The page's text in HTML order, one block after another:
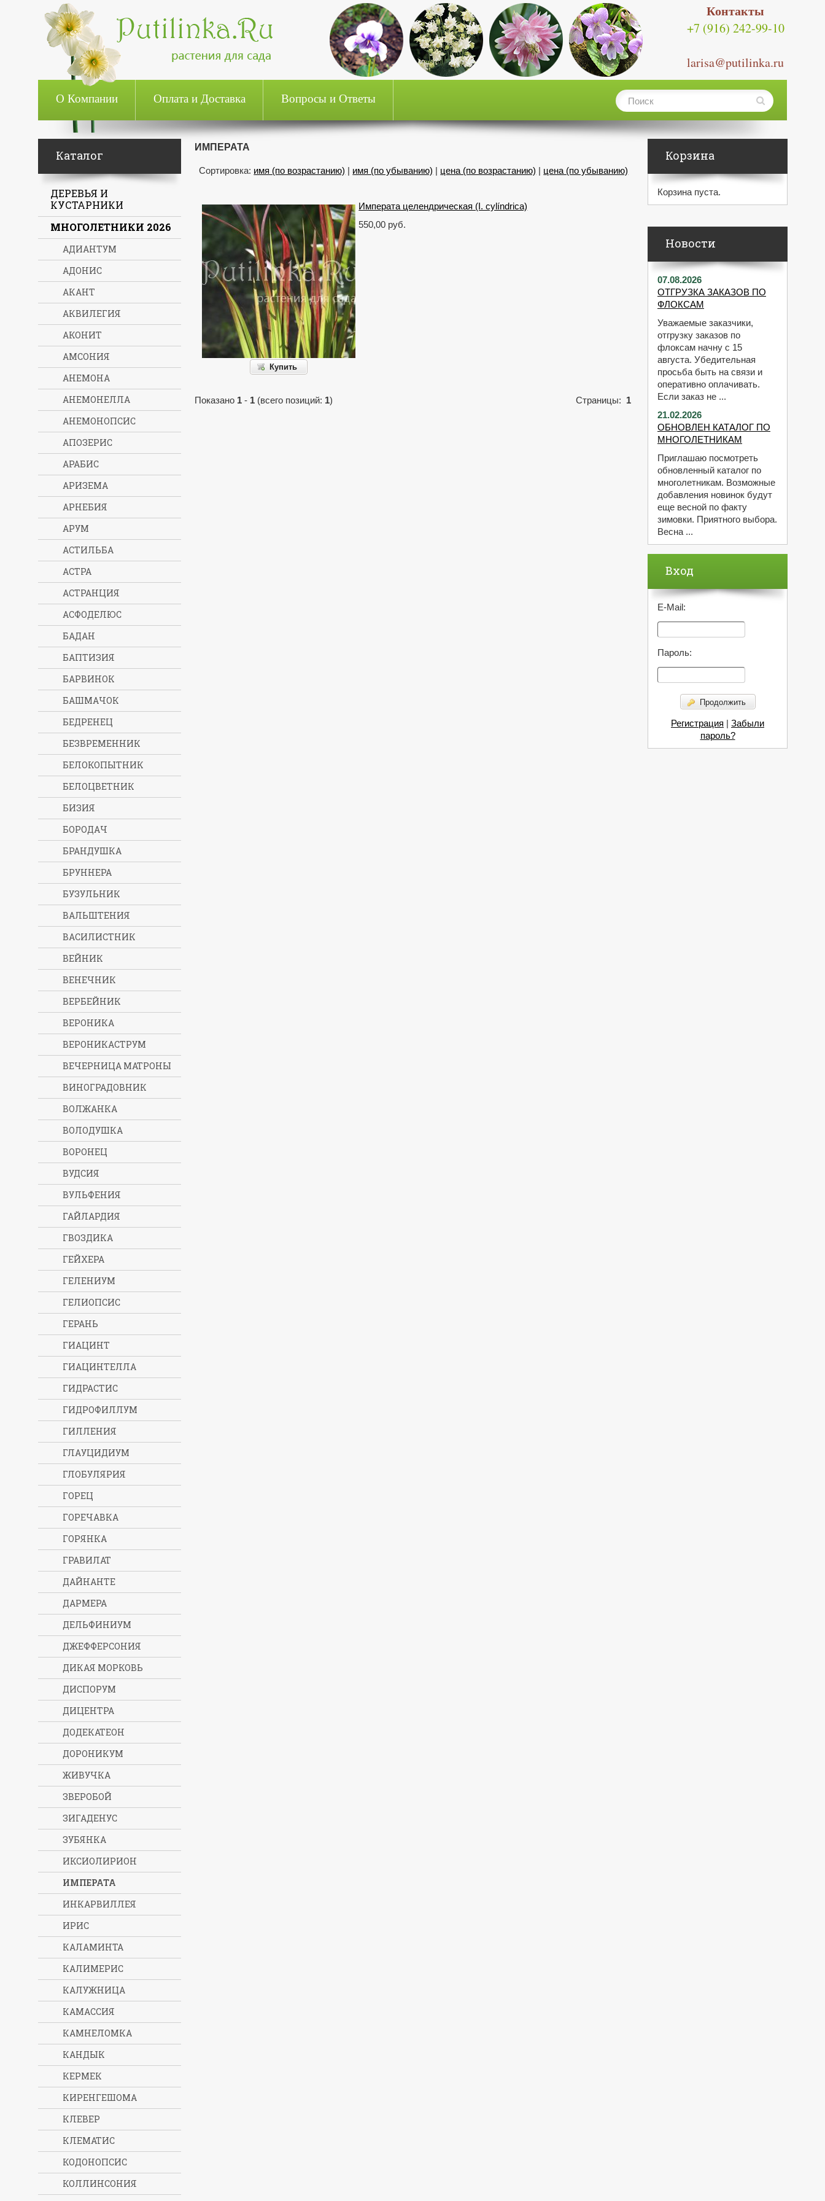
Контакты
+7 (916) 242-99-10
larisa@putilinka.ru
О Компании Оплата и Доставка Вопросы и Ответы
ИМПЕРАТА
Сортировка: имя (по возрастанию) имя (по убыванию) цена (по возрастанию) цена (по убыванию)
Купить
Императа целендрическая (I. cylíndrica)
550,00 руб.
Страницы: 1
Показано 1 - 1 (всего позиций: 1)
Каталог
ДЕРЕВЬЯ И
КУСТАРНИКИ
МНОГОЛЕТНИКИ 2026
АДИАНТУМ
АДОНИС
АКАНТ
АКВИЛЕГИЯ
АКОНИТ
АМСОНИЯ
АНЕМОНА
АНЕМОНЕЛЛА
АНЕМОНОПСИС
АПОЗЕРИС
АРАБИС
АРИЗЕМА
АРНЕБИЯ
АРУМ
АСТИЛЬБА
АСТРА
АСТРАНЦИЯ
АСФОДЕЛЮС
БАДАН
БАПТИЗИЯ
БАРВИНОК
БАШМАЧОК
БЕДРЕНЕЦ
БЕЗВРЕМЕННИК
БЕЛОКОПЫТНИК
БЕЛОЦВЕТНИК
БИЗИЯ
БОРОДАЧ
БРАНДУШКА
БРУННЕРА
БУЗУЛЬНИК
ВАЛЬШТЕНИЯ
ВАСИЛИСТНИК
ВЕЙНИК
ВЕНЕЧНИК
ВЕРБЕЙНИК
ВЕРОНИКА
ВЕРОНИКАСТРУМ
ВЕЧЕРНИЦА МАТРОНЫ
ВИНОГРАДОВНИК
ВОЛЖАНКА
ВОЛОДУШКА
ВОРОНЕЦ
ВУДСИЯ
ВУЛЬФЕНИЯ
ГАЙЛАРДИЯ
ГВОЗДИКА
ГЕЙХЕРА
ГЕЛЕНИУМ
ГЕЛИОПСИС
ГЕРАНЬ
ГИАЦИНТ
ГИАЦИНТЕЛЛА
ГИДРАСТИС
ГИДРОФИЛЛУМ
ГИЛЛЕНИЯ
ГЛАУЦИДИУМ
ГЛОБУЛЯРИЯ
ГОРЕЦ
ГОРЕЧАВКА
ГОРЯНКА
ГРАВИЛАТ
ДАЙНАНТЕ
ДАРМЕРА
ДЕЛЬФИНИУМ
ДЖЕФФЕРСОНИЯ
ДИКАЯ МОРКОВЬ
ДИСПОРУМ
ДИЦЕНТРА
ДОДЕКАТЕОН
ДОРОНИКУМ
ЖИВУЧКА
ЗВЕРОБОЙ
ЗИГАДЕНУС
ЗУБЯНКА
ИКСИОЛИРИОН
ИМПЕРАТА
ИНКАРВИЛЛЕЯ
ИРИС
КАЛАМИНТА
КАЛИМЕРИС
КАЛУЖНИЦА
КАМАССИЯ
КАМНЕЛОМКА
КАНДЫК
КЕРМЕК
КИРЕНГЕШОМА
КЛЕВЕР
КЛЕМАТИС
КОДОНОПСИС
КОЛЛИНСОНИЯ
Корзина
Корзина пуста.
Новости
07.08.2026
ОТГРУЗКА ЗАКАЗОВ ПО
ФЛОКСАМ
Уважаемые заказчики,
отгрузку заказов по
флоксам начну с 15
августа. Убедительная
просьба быть на связи и
оперативно оплачивать.
Если заказ не ...
21.02.2026
ОБНОВЛЕН КАТАЛОГ ПО
МНОГОЛЕТНИКАМ
Приглашаю посмотреть
обновленный каталог по
многолетникам. Возможные
добавления новинок будут
еще весной по факту
зимовки. Приятного выбора.
Весна ...
Вход
E-Mail:
Пароль:
Продолжить
Регистрация
Забыли
пароль?